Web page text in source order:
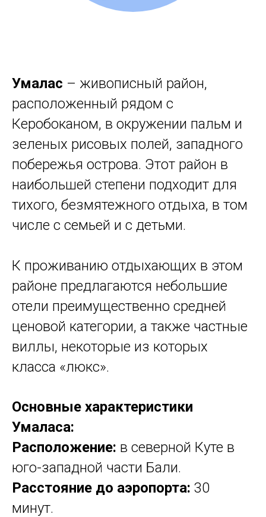
Умалас – живописный район,
расположенный рядом с
Керобоканом, в окружении пальм и
зеленых рисовых полей, западного
побережья острова. Этот район в
наибольшей степени подходит для
тихого, безмятежного отдыха, в том
числе с семьей и с детьми.
К проживанию отдыхающих в этом
районе предлагаются небольшие
отели преимущественно средней
ценовой категории, а также частные
виллы, некоторые из которых
класса «люкс».
Основные характеристики
Умаласа:
Расположение: в северной Куте в
юго-западной части Бали.
Расстояние до аэропорта: 30
минут.